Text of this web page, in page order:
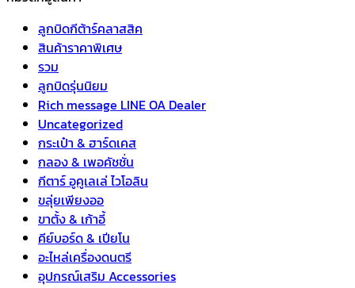
ลูกบิดกีต้าร์คลาสสิค
สินค้าราคาพิเศษ
รวม
ลูกบิดรุ่นนิยม
Rich message LINE OA Dealer
Uncategorized
กระเป๋า & ฮาร์ดเคส
กลอง & เพอคัชชั่น
กีตาร์ อูคูเลเล่ ไวโอลิน
ขลุ่ยเพียงออ
ขาตั้ง & เก้าอี้
คีย์บอร์ด & เปียโน
อะไหล่เครื่องดนตรี
อุปกรณ์เสริม Accessories